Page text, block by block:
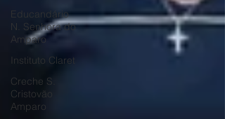
Educandário
N. Senhora do
Amparo
Instituto Claret
Creche S.
Cristovão
Amparo